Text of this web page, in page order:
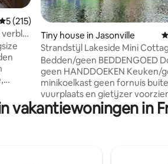
beoordeling van 5 uit 5, 215
5 (215)
en
Tiny house in Jasonville
Strandstijl Lakeside Mini
Zone
Bedden/geen BEDDENGOED
geen HANDDOEKEN Keuken/
minikoelkast geen fornuis
vuurplaats en gietijzer
bestek en kookgerei
die je mee moet nemen:
toiletpapier, afwasmiddel om je
vakantiewoningen in